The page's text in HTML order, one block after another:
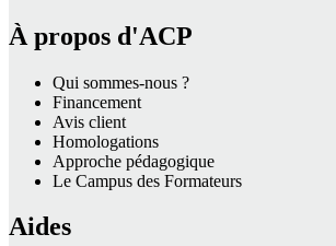
À propos d'ACP
Qui sommes-nous ?
Financement
Avis client
Homologations
Approche pédagogique
Le Campus des Formateurs
Aides